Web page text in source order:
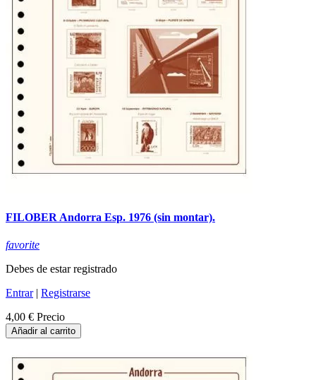
FILOBER Andorra Esp. 1976 (sin montar).
favorite
Debes de estar registrado
Entrar| Registrarse
4,00 € Precio
Añadir al carrito